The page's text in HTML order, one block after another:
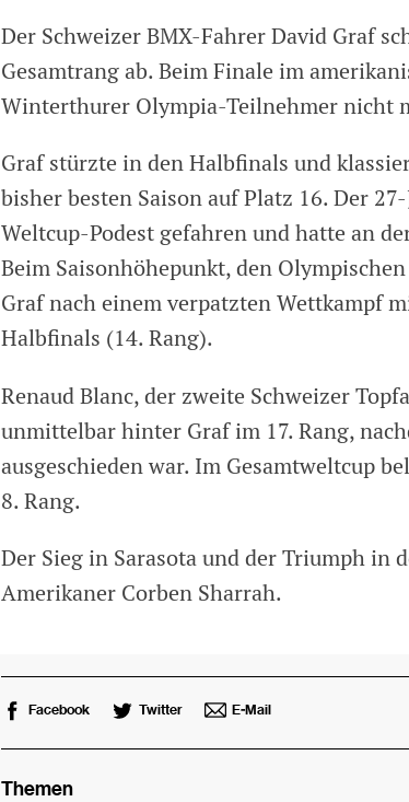
Der Schweizer BMX-Fahrer David Graf
Gesamtrang ab. Beim Finale im
Winterthurer Olympia-Teilnehmer nicht
Graf stürzte in den Halbfinals und
bisher besten Saison auf Platz 16. Der
Weltcup-Podest gefahren und hatte an
Beim Saisonhöhepunkt, den
Graf nach einem verpatzten Wettkampf
Halbfinals (14. Rang).
Renaud Blanc, der zweite Schweizer
unmittelbar hinter Graf im 17. Rang,
ausgeschieden war. Im Gesamtweltcup
8. Rang.
Der Sieg in Sarasota und der Triumph in
Amerikaner Corben Sharrah.
Facebook Twitter E-Mail
Themen